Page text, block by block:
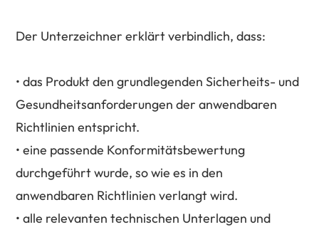
Der Unterzeichner erklärt verbindlich, dass:
• das Produkt den grundlegenden Sicherheits- und
Gesundheitsanforderungen der anwendbaren
Richtlinien entspricht.
• eine passende Konformitätsbewertung
durchgeführt wurde, so wie es in den
anwendbaren Richtlinien verlangt wird.
• alle relevanten technischen Unterlagen und